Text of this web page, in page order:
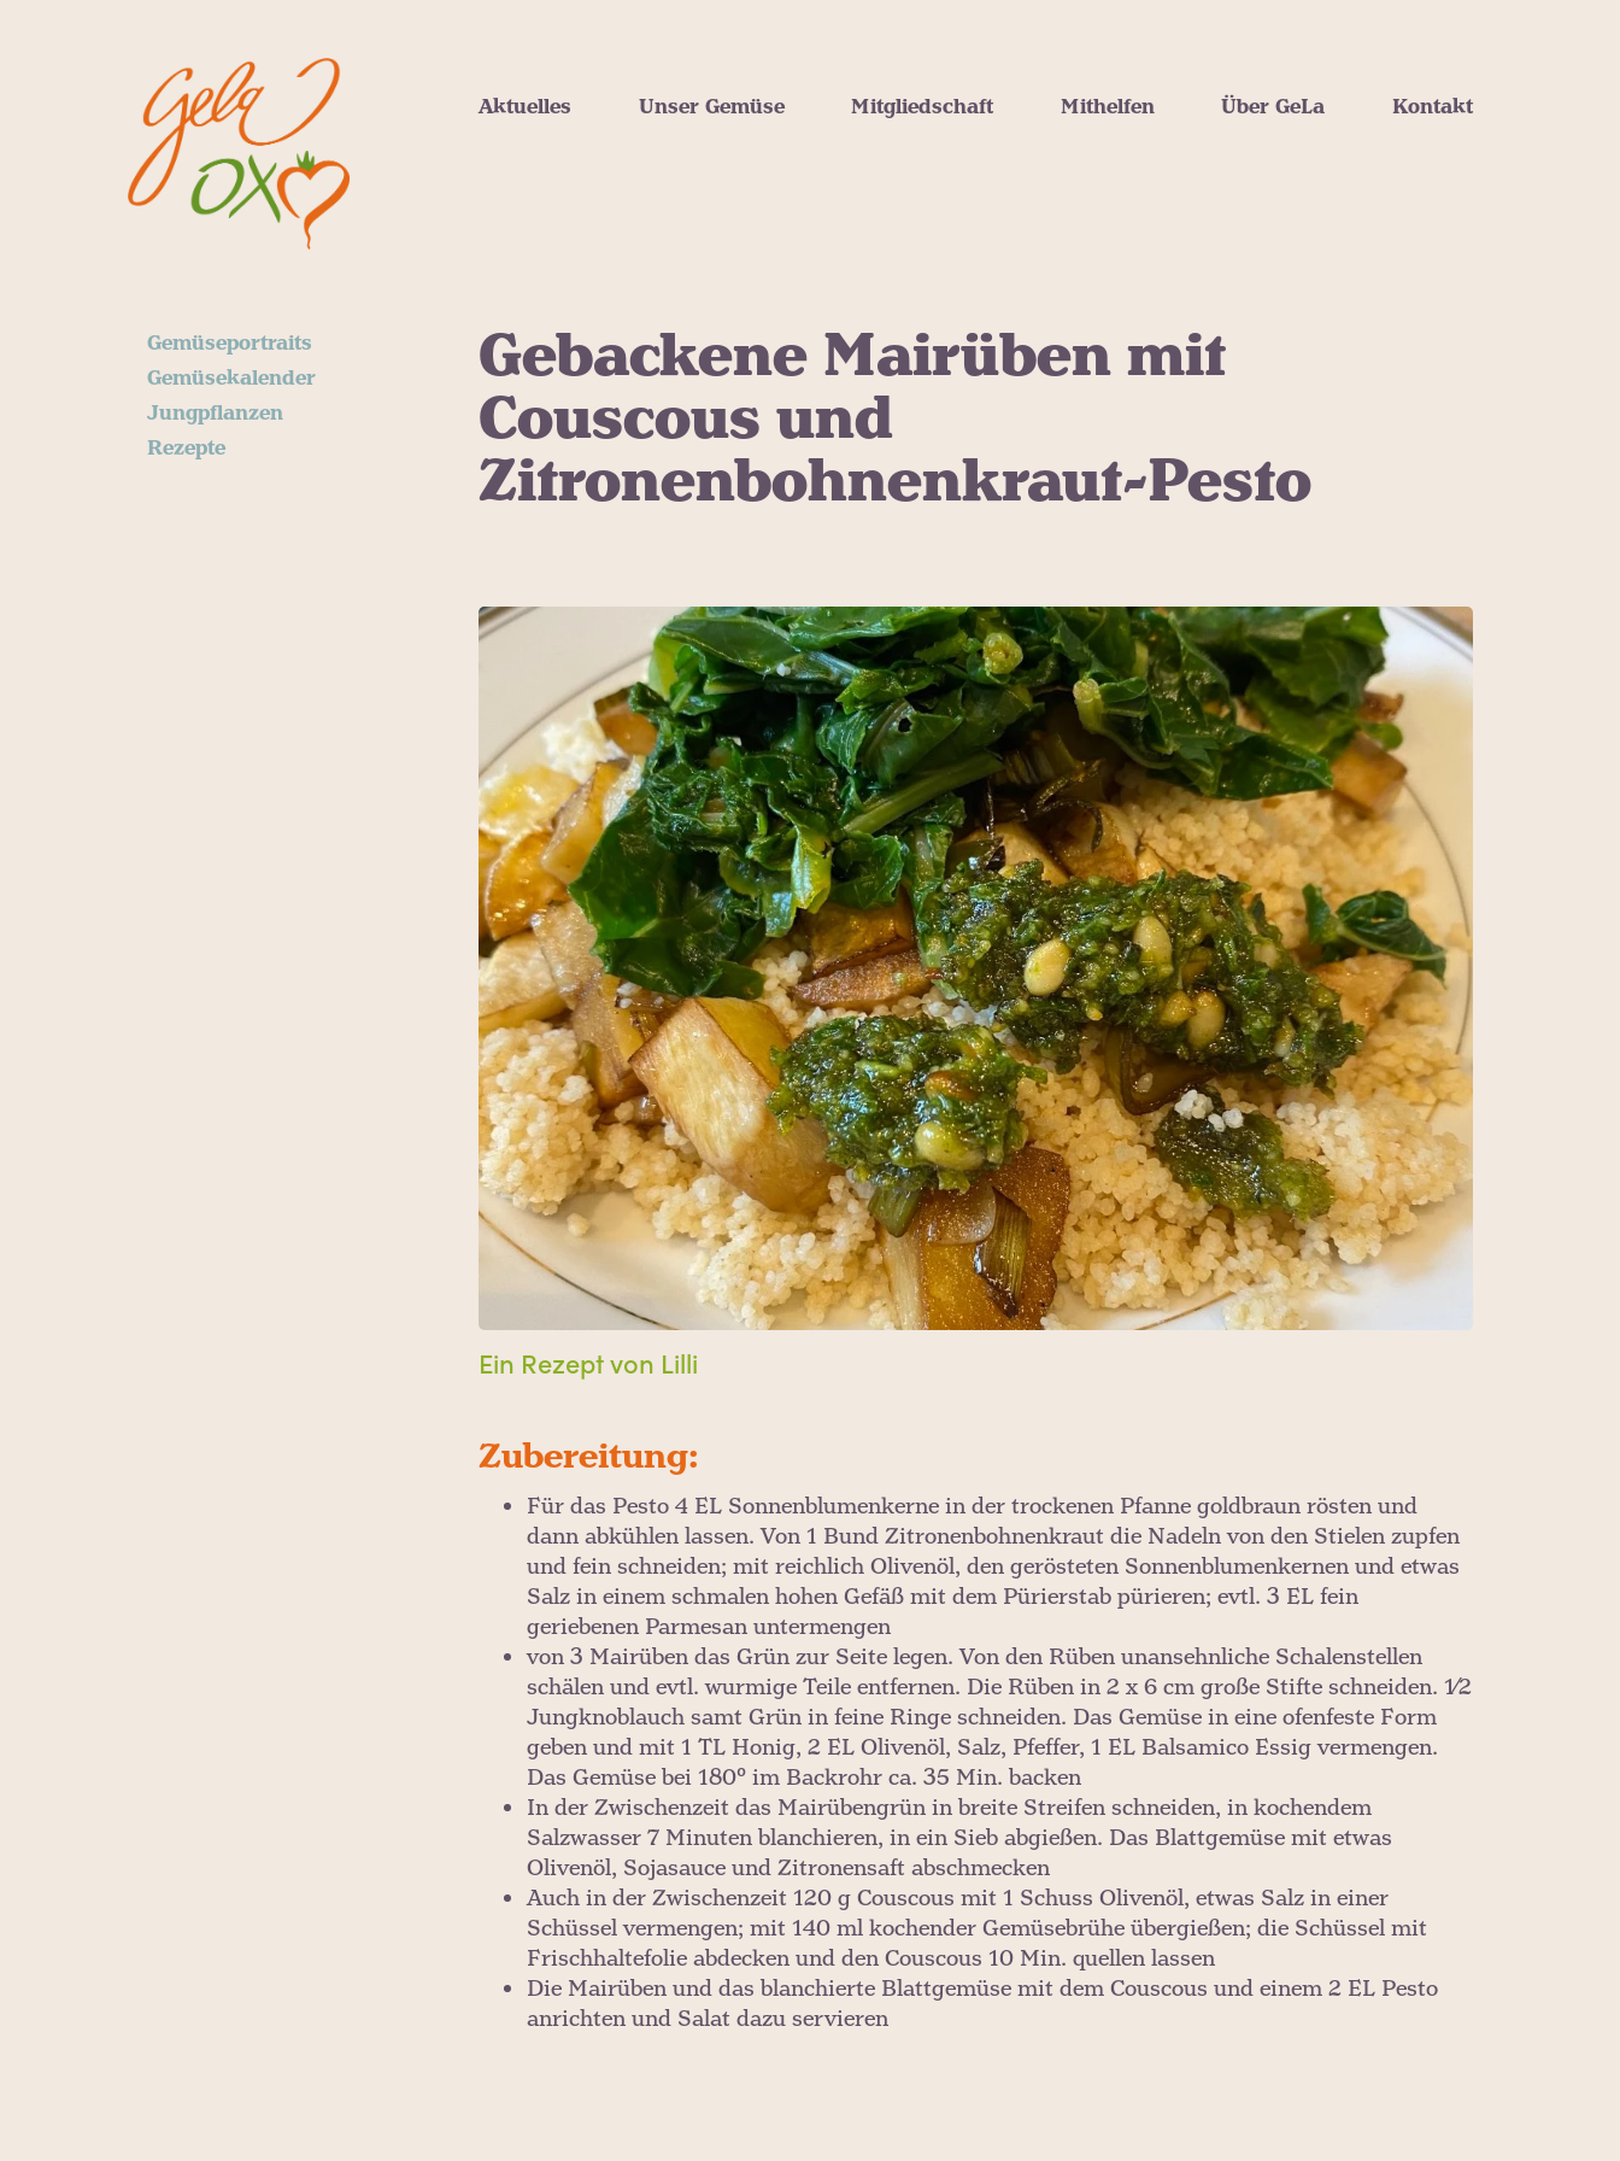
Aktuelles Unser Gemüse Mitgliedschaft Mithelfen Über GeLa Kontakt
Gemüseportraits
Gemüsekalender
Jungpflanzen
Rezepte
Gebackene Mairüben mit
Couscous und
Zitronenbohnenkraut-Pesto
Ein Rezept von Lilli
Zubereitung:
Für das Pesto 4 EL Sonnenblumenkerne in der trockenen Pfanne goldbraun rösten und
dann abkühlen lassen. Von 1 Bund Zitronenbohnenkraut die Nadeln von den Stielen zupfen
und fein schneiden; mit reichlich Olivenöl, den gerösteten Sonnenblumenkernen und etwas
Salz in einem schmalen hohen Gefäß mit dem Pürierstab pürieren; evtl. 3 EL fein
geriebenen Parmesan untermengen
von 3 Mairüben das Grün zur Seite legen. Von den Rüben unansehnliche Schalenstellen
schälen und evtl. wurmige Teile entfernen. Die Rüben in 2 x 6 cm große Stifte schneiden. 1⁄2
Jungknoblauch samt Grün in feine Ringe schneiden. Das Gemüse in eine ofenfeste Form
geben und mit 1 TL Honig, 2 EL Olivenöl, Salz, Pfeffer, 1 EL Balsamico Essig vermengen.
Das Gemüse bei 180° im Backrohr ca. 35 Min. backen
In der Zwischenzeit das Mairübengrün in breite Streifen schneiden, in kochendem
Salzwasser 7 Minuten blanchieren, in ein Sieb abgießen. Das Blattgemüse mit etwas
Olivenöl, Sojasauce und Zitronensaft abschmecken
Auch in der Zwischenzeit 120 g Couscous mit 1 Schuss Olivenöl, etwas Salz in einer
Schüssel vermengen; mit 140 ml kochender Gemüsebrühe übergießen; die Schüssel mit
Frischhaltefolie abdecken und den Couscous 10 Min. quellen lassen
Die Mairüben und das blanchierte Blattgemüse mit dem Couscous und einem 2 EL Pesto
anrichten und Salat dazu servieren